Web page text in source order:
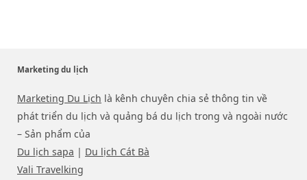
Marketing du lịch
Marketing Du Lịch là kênh chuyên chia sẻ thông tin về
phát triển du lịch và quảng bá du lịch trong và ngoài nước
– Sản phẩm của
Du lịch sapa | Du lịch Cát Bà
Vali Travelking